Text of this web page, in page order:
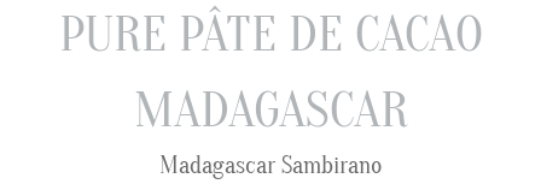
03 Terroirs
Savoir-Faire
PURE PÂTE DE CACAO
MADAGASCAR
Madagascar Sambirano